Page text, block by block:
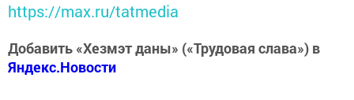
https://max.ru/tatmedia
Добавить «Хезмэт даны» («Трудовая слава») в
Яндекс.Новости